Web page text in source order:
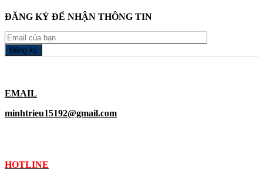
ĐĂNG KÝ ĐỂ NHẬN THÔNG TIN
EMAIL
minhtrieu15192@gmail.com
HOTLINE